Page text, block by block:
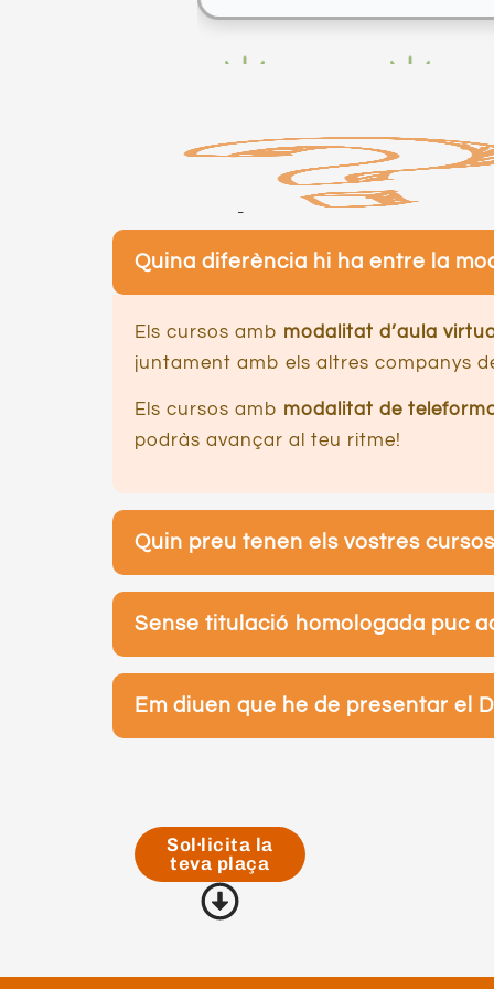
Accent d’intensitat i reconeixement de
B. Competències sociolingüístiques i
Continguts sociolingüístics i
C. Competències pragmàtiques
Continguts discursius
Preguntes
freqüents
Quina diferència hi ha entre la
Els cursos amb modalitat d’aula
juntament amb els altres companys
Els cursos amb modalitat de
podràs avançar al teu ritme!
Quin preu tenen els vostres
Sense titulació homologada puc
Em diuen que he de presentar el
Sol·licita la
teva plaça